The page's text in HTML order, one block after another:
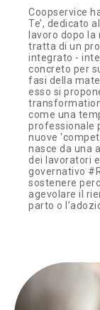
Coopservice
Te’, dedicato
lavoro dopo
tratta di un
integrato -
concreto per
fasi della
esso si
come una
professionale
nuove
nasce da una
dei lavoratori
governativo
sostenere
agevolare il
parto o